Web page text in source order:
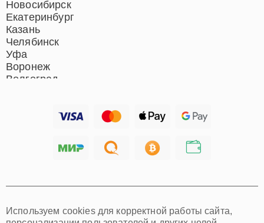
Новосибирск
Екатеринбург
Казань
Челябинск
Уфа
Воронеж
Волгоград
Хабаровск
Омск
Используем cookies для корректной работы сайта,